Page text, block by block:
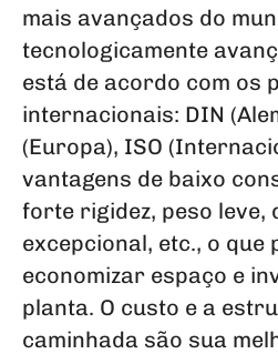
mais avançados do
tecnologicamente
está de acordo com os
internacionais: DIN
(Europa), ISO
vantagens de baixo
forte rigidez, peso
excepcional, etc., o que
economizar espaço e
planta. O custo e a
caminhada são sua